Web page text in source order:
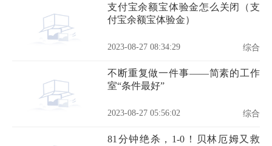
支付宝余额宝体验金怎么关闭（支
付宝余额宝体验金）
2023-08-27 08:34:29 综合
不断重复做一件事——简素的工作
室“条件最好”
2023-08-27 05:56:02 综合
81分钟绝杀，1-0！贝林厄姆又救